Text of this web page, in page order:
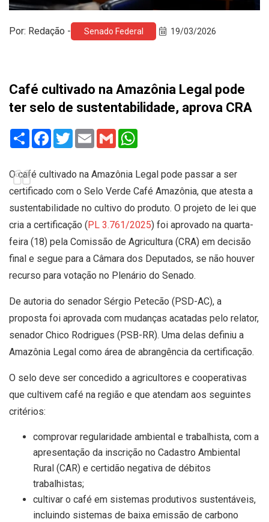
Por: Redação - Senado Federal 19/03/2026
Café cultivado na Amazônia Legal pode
ter selo de sustentabilidade, aprova CRA
Share Facebook
TwitterEmail Gmail
O café cultivado na Amazônia Legal pode passar a ser
certificado com o Selo Verde Café Amazônia, que atesta a
sustentabilidade no cultivo do produto. O projeto de lei que
cria a certificação (PL 3.761/2025) foi aprovado na quarta-
feira (18) pela Comissão de Agricultura (CRA) em decisão
final e segue para a Câmara dos Deputados, se não houver
recurso para votação no Plenário do Senado.
De autoria do senador Sérgio Petecão (PSD-AC), a
proposta foi aprovada com mudanças acatadas pelo relator,
senador Chico Rodrigues (PSB-RR). Uma delas definiu a
Amazônia Legal como área de abrangência da certificação.
O selo deve ser concedido a agricultores e cooperativas
que cultivem café na região e que atendam aos seguintes
critérios:
comprovar regularidade ambiental e trabalhista, com a
apresentação da inscrição no Cadastro Ambiental
Rural (CAR) e certidão negativa de débitos
trabalhistas;
cultivar o café em sistemas produtivos sustentáveis,
incluindo sistemas de baixa emissão de carbono